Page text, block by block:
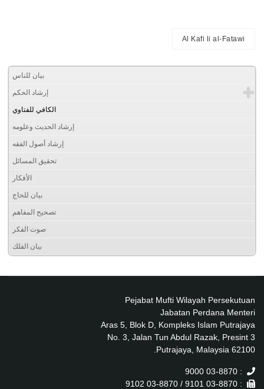
Al Kafi li al-Fatawi
بيان للناس
إرشاد الحكم
الكافي للفتاوي
إرشاد الحديث وعلومه
إرشاد أصول الفقه
تحقيق المسائل
الأفكار
بيان للحاج
تصحيح المفاهم
صوت الفكر
بيان الفلك
Pejabat Mufti Wilayah Persekutuan
Jabatan Perdana Menteri
Aras 5, Blok D, Kompleks Islam Putrajaya
No. 3, Jalan Tun Abdul Razak, Presint 3
62100 Putrajaya, Malaysia.
: 03-8870 9000
: 03-8870 9101 / 03-8870 9102